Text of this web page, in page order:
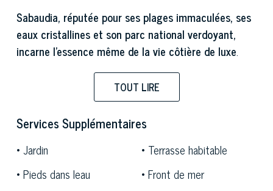
Sabaudia, réputée pour ses plages immaculées, ses
eaux cristallines et son parc national verdoyant,
incarne l'essence même de la vie côtière de luxe.
Célèbre pour son patrimoine architectural et sa beauté
naturelle, Sabaudia offre non seulement un cadre
pittoresque, mais aussi un mode de vie d'une
tranquillité et d'une intimité inégalées. Entourée par le
parc national du Circeo, elle offre une biodiversité
extraordinaire et la possibilité d'explorer des
environnements naturels d'une rare beauté, des dunes
TOUT LIRE
Services Supplémentaires
Jardin
Terrasse habitable
Pieds dans leau
Front de mer